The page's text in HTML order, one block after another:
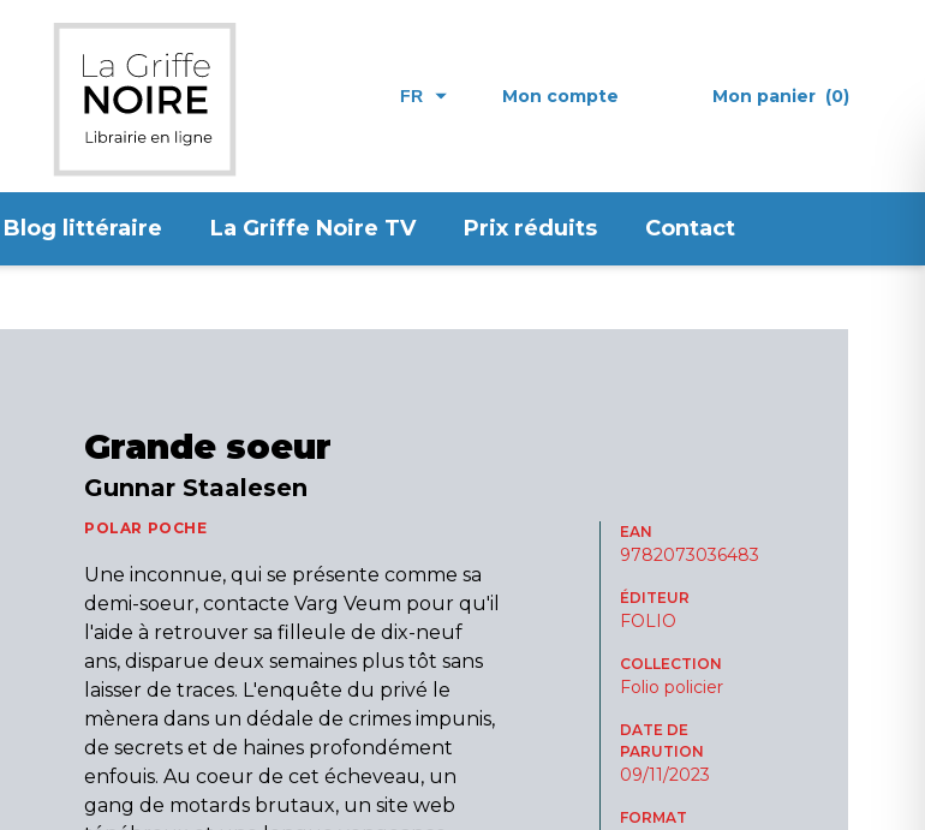
FR Mon compte Mon panier (0)
Blog littéraire La Griffe Noire TV Prix réduits Contact
Grande soeur
Gunnar Staalesen
POLAR POCHE
Une inconnue, qui se présente comme sa
demi-soeur, contacte Varg Veum pour qu'il
l'aide à retrouver sa filleule de dix-neuf
ans, disparue deux semaines plus tôt sans
laisser de traces. L'enquête du privé le
mènera dans un dédale de crimes impunis,
de secrets et de haines profondément
enfouis. Au coeur de cet écheveau, un
gang de motards brutaux, un site web
EAN
9782073036483
ÉDITEUR
FOLIO
COLLECTION
Folio policier
DATE DE
PARUTION
09/11/2023
FORMAT